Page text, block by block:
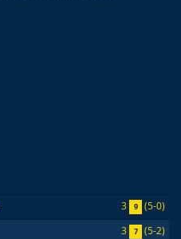
3 9
(5-0)
3 7
(5-2)